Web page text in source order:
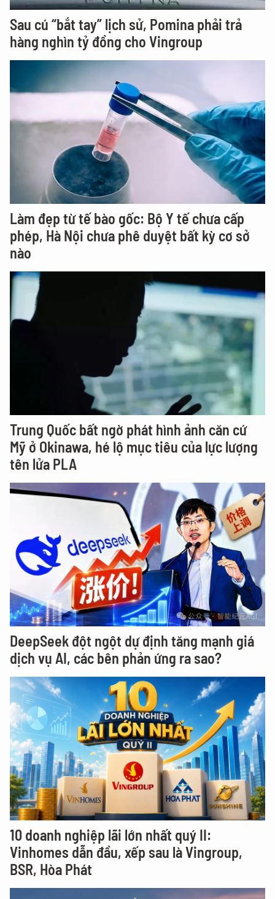
Sau cú “bắt tay” lịch sử, Pomina phải trả
hàng nghìn tỷ đồng cho Vingroup
Làm đẹp từ tế bào gốc: Bộ Y tế chưa cấp
phép, Hà Nội chưa phê duyệt bất kỳ cơ sở
nào
Trung Quốc bất ngờ phát hình ảnh căn cứ
Mỹ ở Okinawa, hé lộ mục tiêu của lực lượng
tên lửa PLA
DeepSeek đột ngột dự định tăng mạnh giá
dịch vụ AI, các bên phản ứng ra sao?
10 doanh nghiệp lãi lớn nhất quý II:
Vinhomes dẫn đầu, xếp sau là Vingroup,
BSR, Hòa Phát